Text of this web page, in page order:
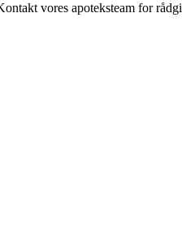
vores apoteksteam for